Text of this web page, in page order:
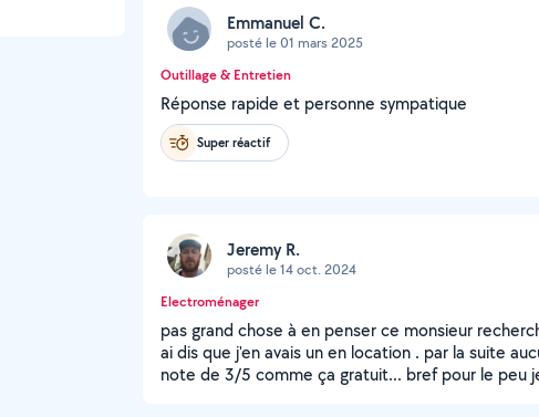
Emmanuel C.
posté le 01 mars 2025
Outillage & Entretien
Réponse rapide et personne sympatique
Super réactif
Jeremy R.
posté le 14 oct. 2024
Electroménager
pas grand chose à en penser ce monsieur
ai dis que j'en avais un en location . par la suite
note de 3/5 comme ça gratuit... bref pour le peu